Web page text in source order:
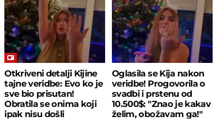
Otkriveni detalji Kijine
tajne veridbe: Evo ko je
sve bio prisutan!
Obratila se onima koji
ipak nisu došli
Oglasila se Kija nakon
veridbe! Progovorila o
svadbi i prstenu od
10.500$: "Znao je kakav
želim, obožavam ga!"